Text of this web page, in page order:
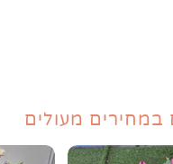
במחירים מעולים